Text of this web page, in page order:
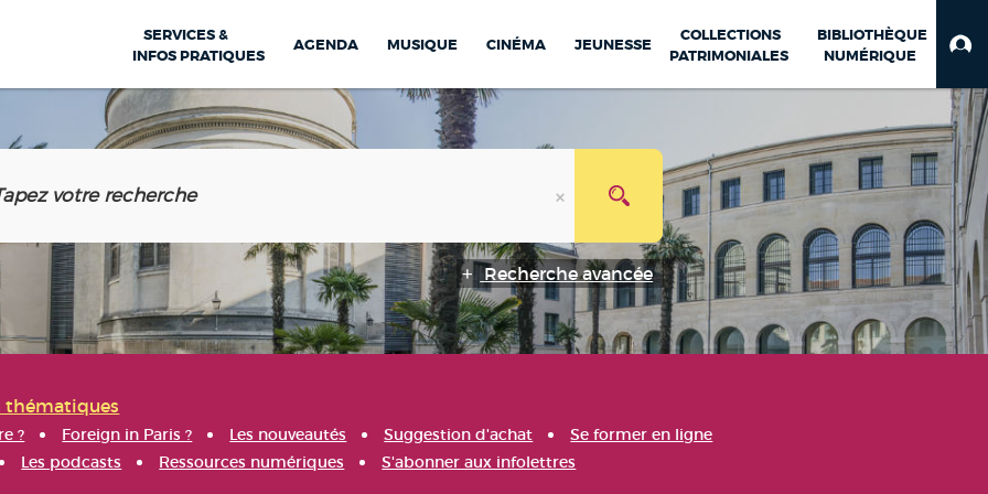
SERVICES &
INFOS PRATIQUES
AGENDA MUSIQUE CINÉMA JEUNESSE
COLLECTIONS
PATRIMONIALES
BIBLIOTHÈQUE
NUMÉRIQUE
Recherche avancée
thématiques
? Foreign in Paris ? Les nouveautés Suggestion d'achat
Se former en ligne
Les podcasts Ressources numériques S'abonner aux infolettres